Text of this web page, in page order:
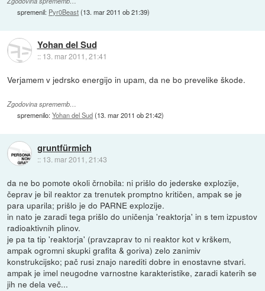
spremenil: Pyr0Beast(13. mar 2011 ob 21:39)
Yohan del Sud
:: 13. mar 2011, 21:41
Verjamem v jedrsko energijo in upam, da ne bo prevelike škode.
Zgodovina sprememb…
spremenilo:Yohan del Sud(13. mar 2011 ob 21:42)
gruntfürmich
:: 13. mar 2011, 21:43
da ne bo pomote okoli črnobila: ni prišlo do jederske explozije,
čeprav je bil reaktor za trenutek promptno kritičen, ampak se je
para uparila; prišlo je do PARNE explozije.
in nato je zaradi tega prišlo do uničenja 'reaktorja' in s tem izpustov
radioaktivnih plinov.
je pa ta tip 'reaktorja' (pravzaprav to ni reaktor kot v krškem,
ampak ogromni skupki grafita & goriva) zelo zanimiv
konstrukcijsko; pač rusi znajo narediti dobre in enostavne stvari.
ampak je imel neugodne varnostne karakteristike, zaradi katerih se
jih ne dela več...